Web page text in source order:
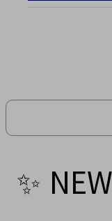
Search
✨